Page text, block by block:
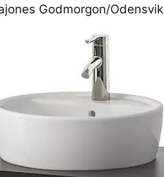
Godmorgon/Odensvik